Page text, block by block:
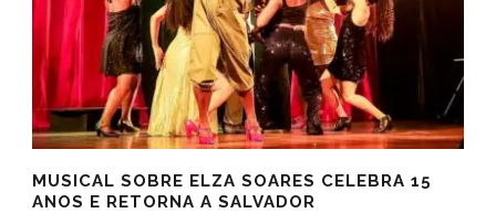
MUSICAL SOBRE ELZA SOARES CELEBRA 15
ANOS E RETORNA A SALVADOR